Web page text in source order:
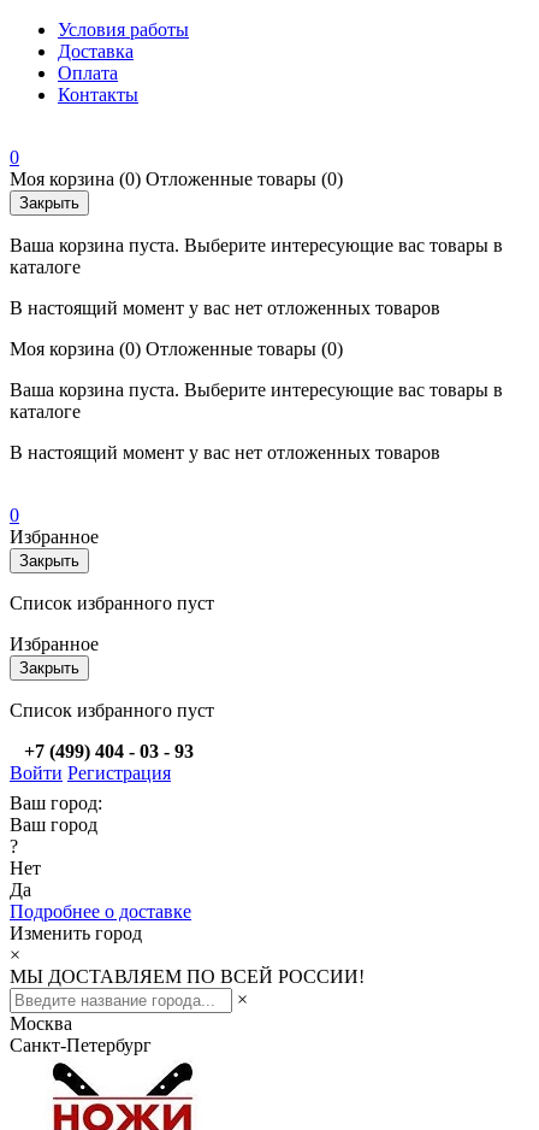
Условия работы
Доставка
Оплата
Контакты
0
Моя корзина (0) Отложенные товары (0)
Закрыть
Ваша корзина пуста. Выберите интересующие вас товары в
каталоге
В настоящий момент у вас нет отложенных товаров
Моя корзина (0) Отложенные товары (0)
Ваша корзина пуста. Выберите интересующие вас товары в
каталоге
В настоящий момент у вас нет отложенных товаров
0
Избранное
Закрыть
Список избранного пуст
Избранное
Закрыть
Список избранного пуст
+7 (499) 404 - 03 - 93
Войти Регистрация
Ваш город:
Ваш город
?
Нет
Да
Подробнее о доставке
Изменить город
×
МЫ ДОСТАВЛЯЕМ ПО ВСЕЙ РОССИИ!
×
Москва
Санкт-Петербург